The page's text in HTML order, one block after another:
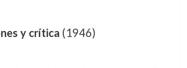
y crítica (1946)